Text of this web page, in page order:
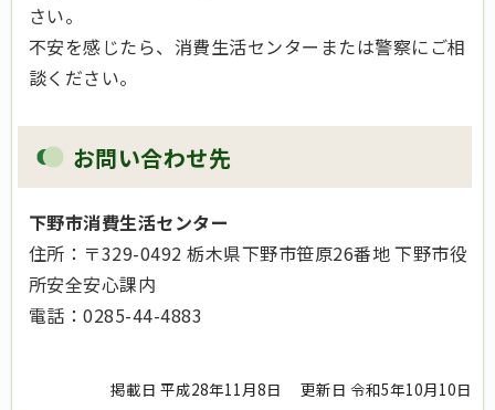
さい。
不安を感じたら、消費生活センターまたは警察にご相
談ください。
お問い合わせ先
下野市消費生活センター
住所：〒329-0492 栃木県下野市笹原26番地 下野市役
所安全安心課内
電話：0285-44-4883
掲載日 平成28年11月8日 更新日 令和5年10月10日